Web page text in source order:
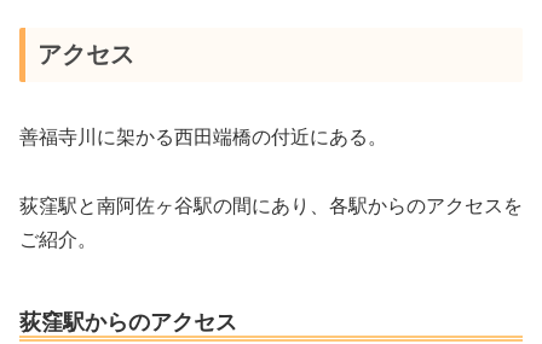
アクセス
善福寺川に架かる西田端橋の付近にある。
荻窪駅と南阿佐ヶ谷駅の間にあり、各駅からのアクセスを
ご紹介。
荻窪駅からのアクセス